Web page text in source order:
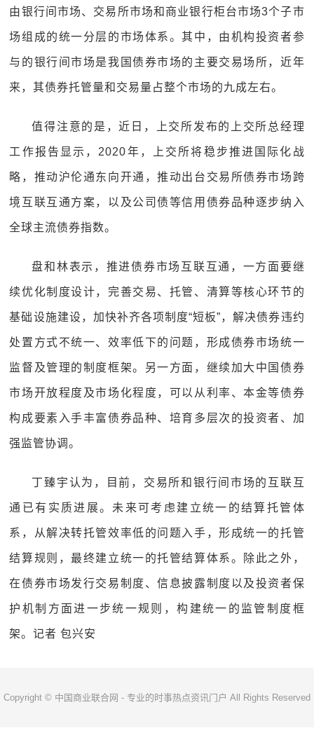
由银行间市场、交易所市场和商业银行柜台市场3个子市
场组成的统一分层的市场体系。其中，由机构投资者参
与的银行间市场是我国债券市场的主要交易场所，近年
来，其债券托管量和交易量占整个市场的九成左右。
值得注意的是，近日，上交所发布的上交所总经理
工作报告显示，2020年，上交所将稳步推进国际化战
略，推动沪伦通东向开通，推动出台交易所债券市场跨
境互联互通方案，以及公司债等信用债券品种逐步纳入
全球主流债券指数。
盘和林表示，推进债券市场互联互通，一方面要继
续优化制度设计，完善交易、托管、清算等核心环节的
基础设施建设，加快补齐各项制度“短板”，解决债券违约
处置方式不统一、效率低下的问题，形成债券市场统一
监督及管理的制度框架。另一方面，继续加大中国债券
市场开放程度及市场化程度，可以从利率、本金等债券
构成要素入手丰富债券品种、培育多层次的投资者、加
强监管协调。
丁臻宇认为，目前，交易所和银行间市场的互联互
通已有实质进展。未来可考虑建立统一的结算托管体
系，从解决转托管效率低的问题入手，形成统一的托管
结算规则，最终建立统一的托管结算体系。除此之外，
在债券市场发行交易制度、信息披露制度以及投资者保
护机制方面进一步统一规则，构建统一的监管制度框
架。记者 包兴安
Copyright © 中国商业联合网 - 专业的时事热点资讯门户 All Rights Reserved